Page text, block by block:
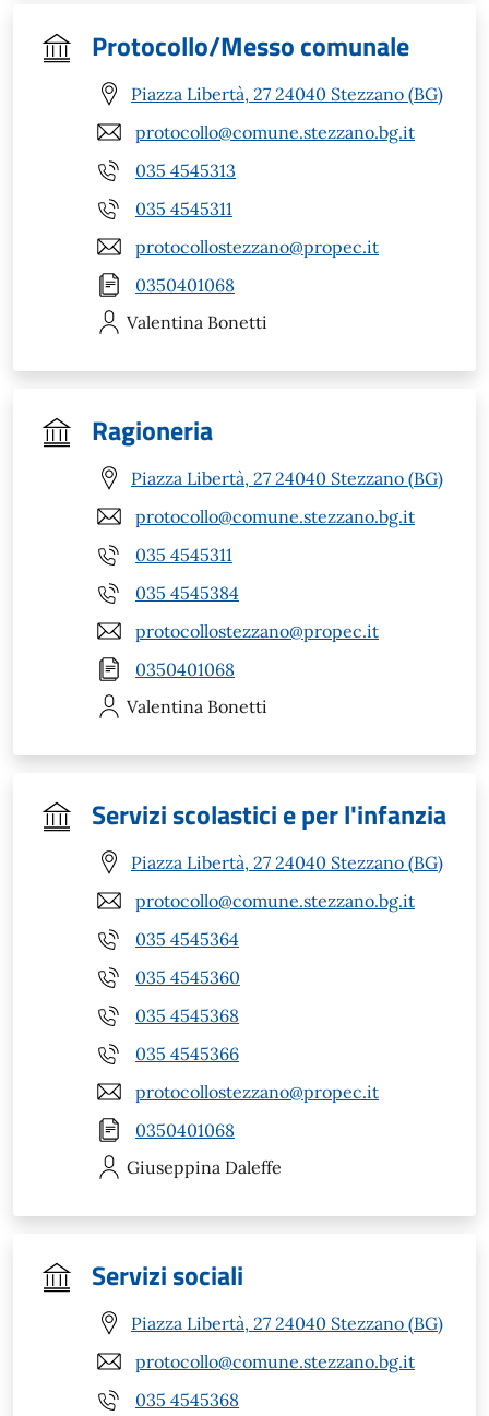
Protocollo/Messo comunale
Piazza Libertà, 27 24040 Stezzano (BG)
protocollo@comune.stezzano.bg.it
035 4545313
035 4545311
protocollostezzano@propec.it
0350401068
Valentina Bonetti
Ragioneria
Piazza Libertà, 27 24040 Stezzano (BG)
protocollo@comune.stezzano.bg.it
035 4545311
035 4545384
protocollostezzano@propec.it
0350401068
Valentina Bonetti
Servizi scolastici e per l'infanzia
Piazza Libertà, 27 24040 Stezzano (BG)
protocollo@comune.stezzano.bg.it
035 4545364
035 4545360
035 4545368
035 4545366
protocollostezzano@propec.it
0350401068
Giuseppina Daleffe
Servizi sociali
Piazza Libertà, 27 24040 Stezzano (BG)
protocollo@comune.stezzano.bg.it
035 4545368